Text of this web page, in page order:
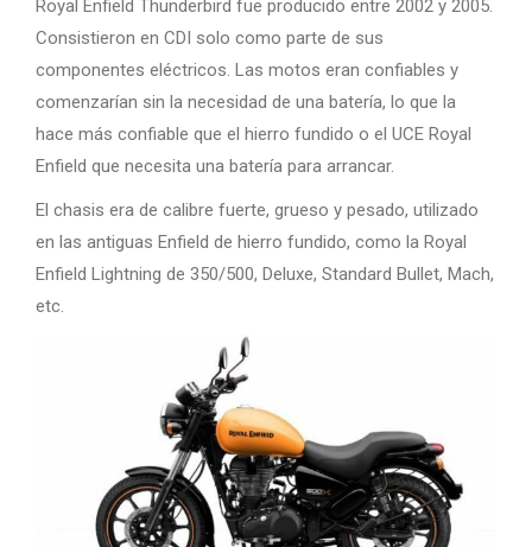
Royal Enfield Thunderbird fue producido entre 2002 y 2005.
Consistieron en CDI solo como parte de sus
componentes eléctricos. Las motos eran confiables y
comenzarían sin la necesidad de una batería, lo que la
hace más confiable que el hierro fundido o el UCE Royal
Enfield que necesita una batería para arrancar.
El chasis era de calibre fuerte, grueso y pesado, utilizado
en las antiguas Enfield de hierro fundido, como la Royal
Enfield Lightning de 350/500, Deluxe, Standard Bullet, Mach,
etc.